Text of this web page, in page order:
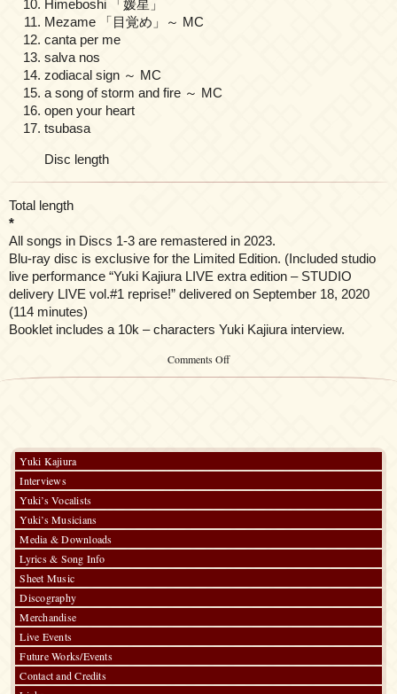
Himeboshi 「媛星」
Mezame 「目覚め」～ MC
canta per me
salva nos
zodiacal sign ～ MC
a song of storm and fire ～ MC
open your heart
tsubasa
Disc length
Total length
*
All songs in Discs 1-3 are remastered in 2023.
Blu-ray disc is exclusive for the Limited Edition. (Included studio
live performance “Yuki Kajiura LIVE extra edition – STUDIO
delivery LIVE vol.#1 reprise!” delivered on September 18, 2020
(114 minutes)
Booklet includes a 10k – characters Yuki Kajiura interview.
Comments Offon
Collection
Yuki Kajiura
Interviews
Yuki’s Vocalists
Yuki’s Musicians
Media & Downloads
Lyrics & Song Info
Sheet Music
Discography
Merchandise
Live Events
Future Works/Events
Contact and Credits